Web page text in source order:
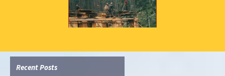
Recent Posts